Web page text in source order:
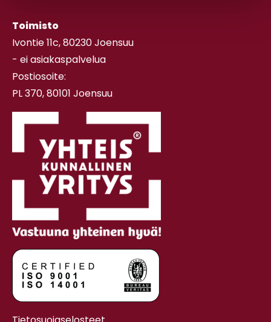
Toimisto
Ivontie 11c, 80230 Joensuu
- ei asiakaspalvelua
Postiosoite:
PL 370, 80101 Joensuu